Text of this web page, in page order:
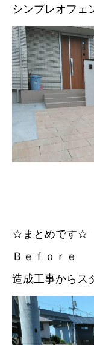
シンプレオフェ
☆まとめです☆
Ｂｅｆｏｒｅ
造成工事からス